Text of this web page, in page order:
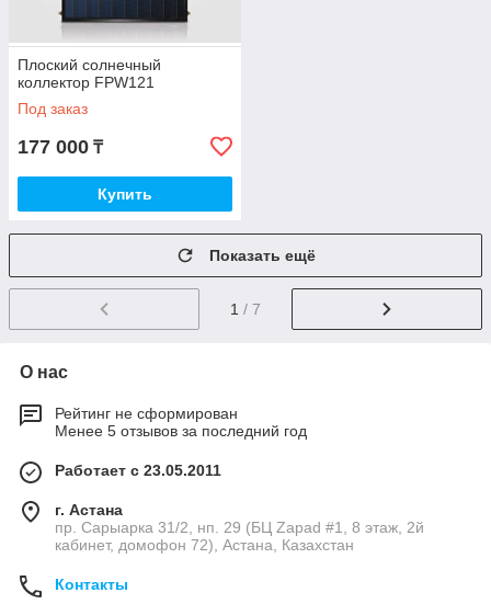
Плоский солнечный
коллектор FPW121
Под заказ
177 000 ₸
Купить
Показать ещё
1 / 7
О нас
Рейтинг не сформирован
Менее 5 отзывов за последний год
Работает с 23.05.2011
г. Астана
пр. Сарыарка 31/2, нп. 29 (БЦ Zapad #1, 8 этаж, 2й
кабинет, домофон 72), Астана, Казахстан
Контакты